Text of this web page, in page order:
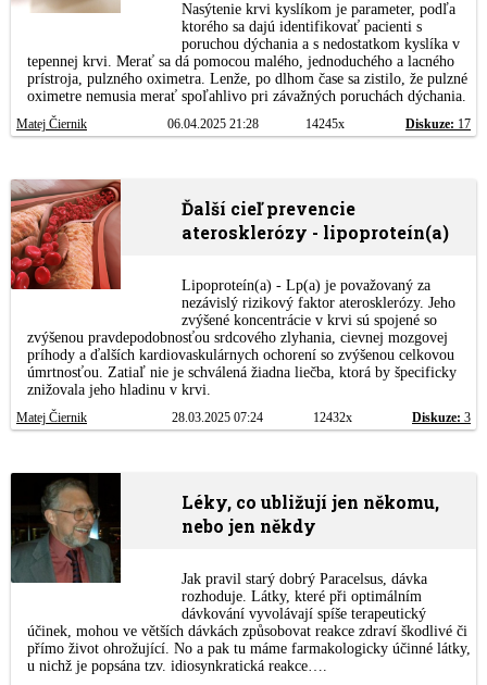
Nasýtenie krvi kyslíkom je parameter, podľa
ktorého sa dajú identifikovať pacienti s
poruchou dýchania a s nedostatkom kyslíka v
tepennej krvi. Merať sa dá pomocou malého, jednoduchého a lacného
prístroja, pulzného oximetra. Lenže, po dlhom čase sa zistilo, že pulzné
oximetre nemusia merať spoľahlivo pri závažných poruchách dýchania.
Matej Čiernik 06.04.2025 21:28 14245x Diskuze: 17
Ďalší cieľ prevencie
aterosklerózy - lipoproteín(a)
Lipoproteín(a) - Lp(a) je považovaný za
nezávislý rizikový faktor aterosklerózy. Jeho
zvýšené koncentrácie v krvi sú spojené so
zvýšenou pravdepodobnosťou srdcového zlyhania, cievnej mozgovej
príhody a ďalších kardiovaskulárnych ochorení so zvýšenou celkovou
úmrtnosťou. Zatiaľ nie je schválená žiadna liečba, ktorá by špecificky
znižovala jeho hladinu v krvi.
Matej Čiernik 28.03.2025 07:24 12432x Diskuze: 3
Léky, co ubližují jen někomu,
nebo jen někdy
Jak pravil starý dobrý Paracelsus, dávka
rozhoduje. Látky, které při optimálním
dávkování vyvolávají spíše terapeutický
účinek, mohou ve větších dávkách způsobovat reakce zdraví škodlivé či
přímo život ohrožující. No a pak tu máme farmakologicky účinné látky,
u nichž je popsána tzv. idiosynkratická reakce….